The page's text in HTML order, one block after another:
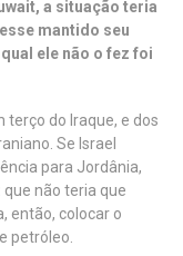
a situação teria
mantido seu
ele não o fez foi
terço do Iraque, e dos
Se Israel
para Jordânia,
que não teria que
então, colocar o
petróleo.